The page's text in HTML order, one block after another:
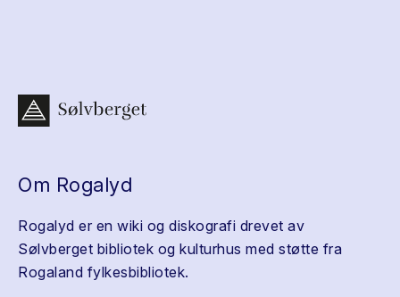
Om Rogalyd
Rogalyd er en wiki og diskografi drevet av
Sølvberget bibliotek og kulturhus med støtte fra
Rogaland fylkesbibliotek.